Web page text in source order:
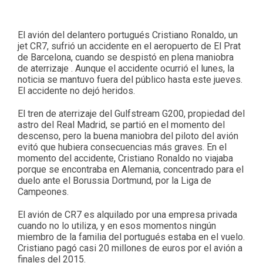
El avión del delantero portugués Cristiano Ronaldo, un
jet CR7, sufrió un accidente en el aeropuerto de El Prat
de Barcelona, cuando se despistó en plena maniobra
de aterrizaje . Aunque el accidente ocurrió el lunes, la
noticia se mantuvo fuera del público hasta este jueves.
El accidente no dejó heridos.
El tren de aterrizaje del Gulfstream G200, propiedad del
astro del Real Madrid, se partió en el momento del
descenso, pero la buena maniobra del piloto del avión
evitó que hubiera consecuencias más graves. En el
momento del accidente, Cristiano Ronaldo no viajaba
porque se encontraba en Alemania, concentrado para el
duelo ante el Borussia Dortmund, por la Liga de
Campeones.
El avión de CR7 es alquilado por una empresa privada
cuando no lo utiliza, y en esos momentos ningún
miembro de la familia del portugués estaba en el vuelo.
Cristiano pagó casi 20 millones de euros por el avión a
finales del 2015.